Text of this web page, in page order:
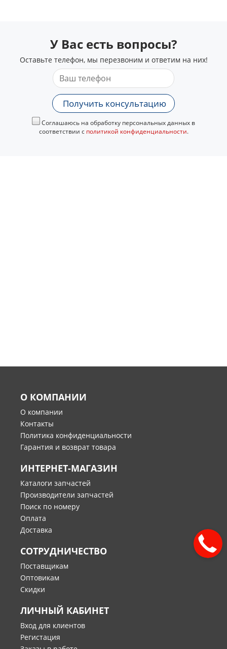
У Вас есть вопросы?
Оставьте телефон, мы перезвоним и ответим на них!
Получить консультацию
Соглашаюсь на обработку персональных данных в
соответствии с политикой конфиденциальности.
О КОМПАНИИ
О компании
Контакты
Политика конфиденциальности
Гарантия и возврат товара
ИНТЕРНЕТ-МАГАЗИН
Каталоги запчастей
Производители запчастей
Поиск по номеру
Оплата
Доставка
СОТРУДНИЧЕСТВО
Поставщикам
Оптовикам
Скидки
ЛИЧНЫЙ КАБИНЕТ
Вход для клиентов
Регистация